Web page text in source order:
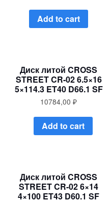
Add to cart
Диск литой CROSS
STREET CR-02 6.5×16
5×114.3 ET40 D66.1 SF
10784,00₽
Add to cart
Диск литой CROSS
STREET CR-02 6×14
4×100 ET43 D60.1 SF